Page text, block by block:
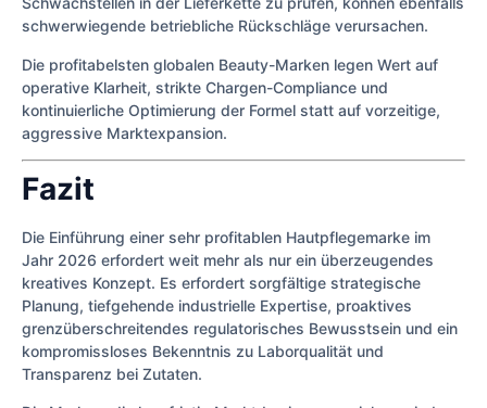
schwerwiegende betriebliche Rückschläge verursachen.
Die profitabelsten globalen Beauty-Marken legen Wert auf
operative Klarheit, strikte Chargen-Compliance und
kontinuierliche Optimierung der Formel statt auf vorzeitige,
aggressive Marktexpansion.
Fazit
Die Einführung einer sehr profitablen Hautpflegemarke im
Jahr 2026 erfordert weit mehr als nur ein überzeugendes
kreatives Konzept. Es erfordert sorgfältige strategische
Planung, tiefgehende industrielle Expertise, proaktives
grenzüberschreitendes regulatorisches Bewusstsein und ein
kompromissloses Bekenntnis zu Laborqualität und
Transparenz bei Zutaten.